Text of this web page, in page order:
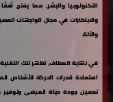
التكنولوجيا والبشر، مما يفتح
والابتكارات في مجال الواجهات
والآلة.
في نهاية المطاف، تظهر تلك
استعادة قدرات الحركة للأشخاص
تحسين جودة حياة المرضى وتوفير